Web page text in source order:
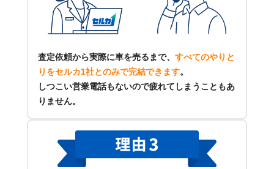
査定依頼から実際に車を売るまで、 すべてのやりと
りをセルカ1社とのみで完結できます。
しつこい営業電話もないので疲れてしまうこともあ
りません。